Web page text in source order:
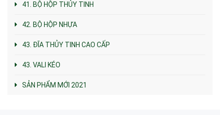
41. BỘ HỘP THỦY TINH
42. BỘ HỘP NHỰA
43. ĐĨA THỦY TINH CAO CẤP
43. VALI KÉO
SẢN PHẨM MỚI 2021